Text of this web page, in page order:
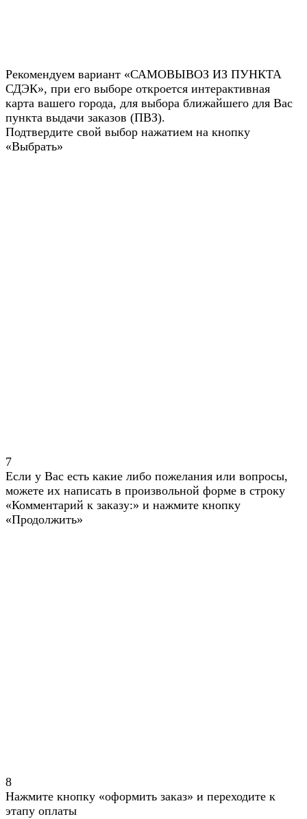
Рекомендуем вариант «САМОВЫВОЗ ИЗ ПУНКТА
СДЭК», при его выборе откроется интерактивная
карта вашего города, для выбора ближайшего для Вас
пункта выдачи заказов (ПВЗ).
Подтвердите свой выбор нажатием на кнопку
«Выбрать»
7
Если у Вас есть какие либо пожелания или вопросы,
можете их написать в произвольной форме в строку
«Комментарий к заказу:» и нажмите кнопку
«Продолжить»
8
Нажмите кнопку «оформить заказ» и переходите к
этапу оплаты